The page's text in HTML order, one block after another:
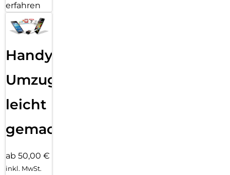
erfahren
Handy
Umzug
leicht
gemacht!
ab 50,00 €
inkl. MwSt.